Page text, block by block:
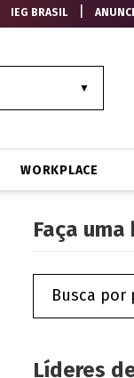
IEG BRASIL|
WORKPLACE
Faça uma
Líderes